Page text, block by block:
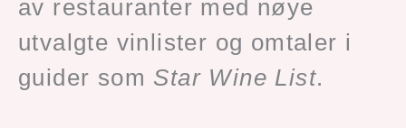
av restauranter med nøye
utvalgte vinlister og omtaler i
guider som Star Wine List.